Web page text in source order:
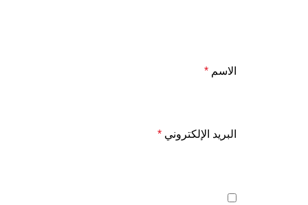
الاسم*
البريد الإلكتروني*